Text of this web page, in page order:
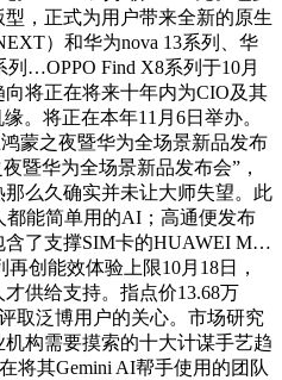
，正式为用户带来全新的原生
）和华为nova 13系列、华
列…OPPO Find X8系列于10月
将正在将来十年内为CIO及其
。将正在本年11月6日举办。
蒙之夜暨华为全场景新品发布
暨华为全场景新品发布会”，
么久确实并未让大师失望。此
能简单用的AI；高通便发布
含了支撑SIM卡的HUAWEI M…
创能效体验上限10月18日，
供给支持。指点价13.68万
取泛博用户的关心。市场研究
机构需要摸索的十大计谋手艺趋
将其Gemini AI帮手使用的团队